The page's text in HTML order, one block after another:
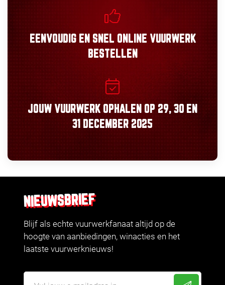
EENVOUDIGEN SNEL ONLINE VUURWERK
BESTELLEN
JOUW VUURWERK OPHALEN OP 29, 30 EN
31 DECEMBER 2025
NIEUWSBRIEF
Blijf als echte vuurwerkfanaat altijd op de
hoogte van aanbiedingen, winacties en het
laatste vuurwerknieuws!